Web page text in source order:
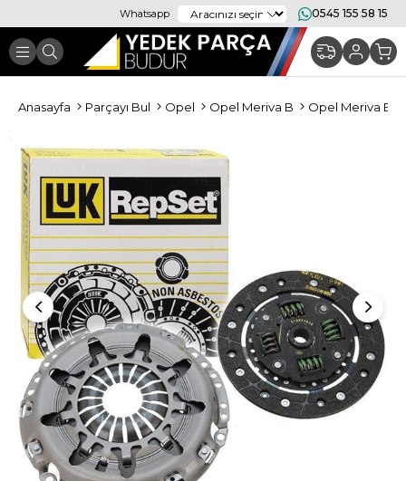
Whatsapp 0545 155 58 15
Anasayfa Parçayı Bul Opel Opel Meriva B Opel Meriva B